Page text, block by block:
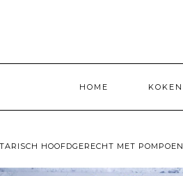
HOME KOKEN
HOOFDGERECHT MET POMPOEN